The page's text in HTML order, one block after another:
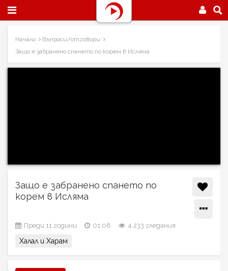
Начало
Въпроси/oтговори
Защо е забранено спането по корем в Исляма
Защо е забранено спането по
корем в Исляма
Преди 11 години 01:08 4 233 гледания
Халал и Харам